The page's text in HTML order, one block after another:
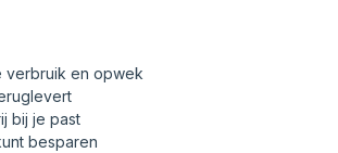
verbruik en opwek
bij je past
besparen